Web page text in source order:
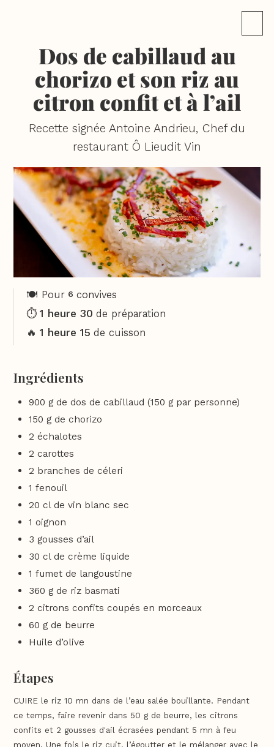
Dos de cabillaud au
chorizo et son riz au
citron confit et à l’ail
Recette signée Antoine Andrieu, Chef du
restaurant Ô Lieudit Vin
🍽️ Pour 6 convives
⏱️ 1 heure 30 de préparation
🔥 1 heure 15 de cuisson
Ingrédients
900 g de dos de cabillaud (150 g par personne)
150 g de chorizo
2 échalotes
2 carottes
2 branches de céleri
1 fenouil
20 cl de vin blanc sec
1 oignon
3 gousses d’ail
30 cl de crème liquide
1 fumet de langoustine
360 g de riz basmati
2 citrons confits coupés en morceaux
60 g de beurre
Huile d’olive
Étapes
CUIRE le riz 10 mn dans de l’eau salée bouillante. Pendant
ce temps, faire revenir dans 50 g de beurre, les citrons
confits et 2 gousses d'ail écrasées pendant 5 mn à feu
moyen. Une fois le riz cuit, l’égoutter et le mélanger avec le